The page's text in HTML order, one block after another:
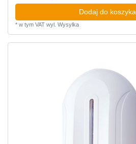
Dodaj do koszyka
* w tym VATwyl. Wysylka